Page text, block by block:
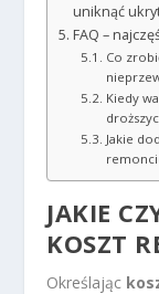
uniknąć
FAQ –
Co
Kiedy
Jakie
JAKIE
KOSZT
Określając